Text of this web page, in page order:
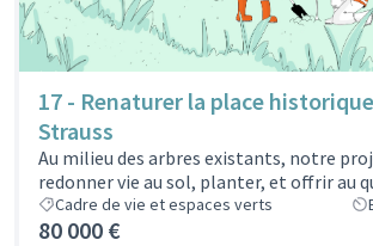
17 - Renaturer la place
Strauss
Au milieu des arbres existants, notre
redonner vie au sol, planter, et offrir au
Cadre de vie et espaces verts
80 000 €